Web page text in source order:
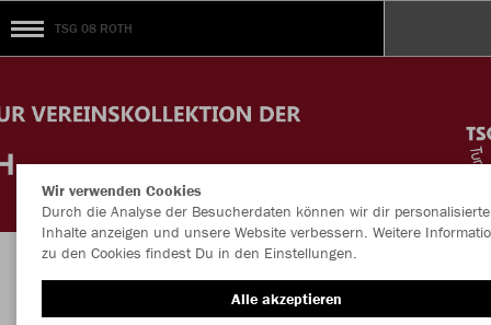
TSG 08 ROTH
Herzlich Willkommen im Teamshop TSG 08
ROTH
Wir verwenden Cookies
Durch die Analyse der Besucherdaten können wir dir personalisierte
Inhalte anzeigen und unsere Website verbessern. Weitere
zu den Cookies findest Du in den Einstellungen.
Alle akzeptieren